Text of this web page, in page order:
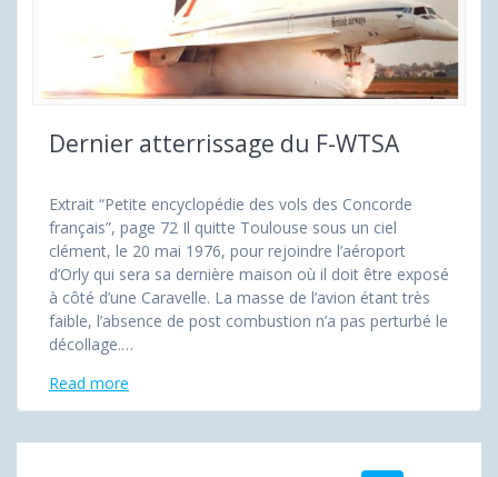
Dernier atterrissage du F-WTSA
Extrait “Petite encyclopédie des vols des Concorde
français”, page 72 Il quitte Toulouse sous un ciel
clément, le 20 mai 1976, pour rejoindre l’aéroport
d’Orly qui sera sa dernière maison où il doit être exposé
à côté d’une Caravelle. La masse de l’avion étant très
faible, l’absence de post combustion n’a pas perturbé le
décollage.…
Read more